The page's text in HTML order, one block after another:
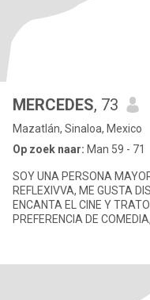
MERCEDES, 73
Mazatlán, Sinaloa, Mexico
Op zoek naar: Man 59 - 71
SOY UNA PERSONA
REFLEXIVVA, ME GUSTA
ENCANTA EL CINE Y
PREFERENCIA DE